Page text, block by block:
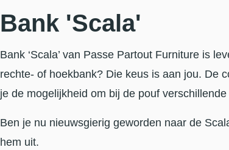
Bank 'Scala'
Bank ‘Scala’ van Passe Partout Furniture is
rechte- of hoekbank? Die keus is aan jou. De
je de mogelijkheid om bij de pouf
Ben je nu nieuwsgierig geworden naar de
hem uit.